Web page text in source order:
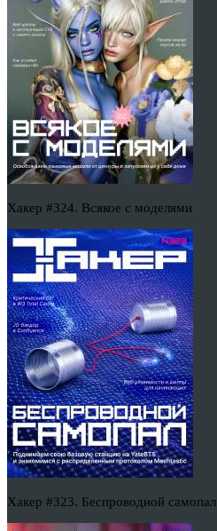
Хакер #324. Всякое с моделями
Хакер #323. Беспроводной самопал